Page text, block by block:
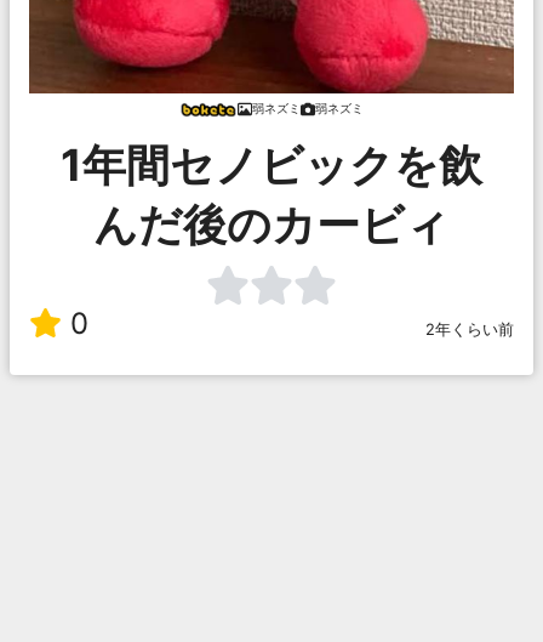
弱ネズミ 弱ネズミ
1年間セノビックを飲
んだ後のカービィ
0 2年くらい前